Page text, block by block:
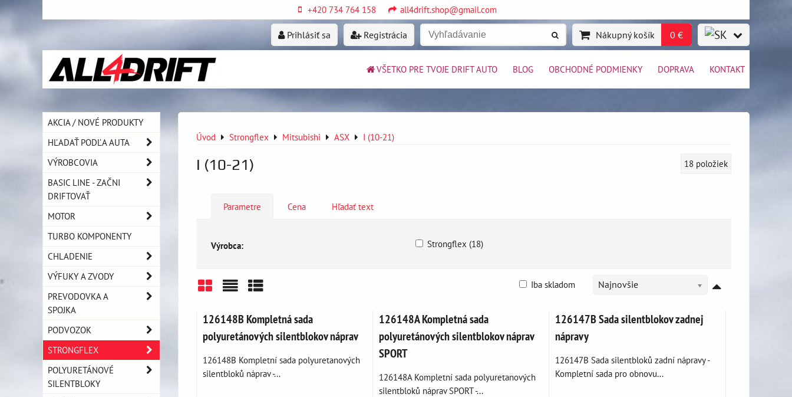
+420 734 764 158 all4drift.shop@gmail.com
Prihlásiť sa Registrácia Nákupný košík 0 €
VŠETKO PRE TVOJE DRIFT AUTO BLOG OBCHODNÉ PODMIENKY DOPRAVA KONTAKT
Úvod Strongflex Mitsubishi ASX I (10-21)
I (10-21) 18 položiek
Parametre Cena Hľadať text
Výrobca: Strongflex (18)
Najnovšie
Iba skladom
126148B Kompletná sada
polyuretánových silentblokov náprav
126148B Kompletní sada polyuretanových
silentbloků náprav -...
126148A Kompletná sada
polyuretánových silentblokov náprav
SPORT
126148A Kompletní sada polyuretanových
silentbloků náprav SPORT -...
126147B Sada silentblokov zadnej
nápravy
126147B Sada silentbloků zadní nápravy -
Kompletní sada pro obnovu...
AKCIA / NOVÉ PRODUKTY
HĽADAŤ PODĽA AUTA
VÝROBCOVIA
BASIC LINE - ZAČNI
DRIFTOVAŤ
MOTOR
TURBO KOMPONENTY
CHLADENIE
VÝFUKY A ZVODY
PREVODOVKA A
SPOJKA
PODVOZOK
STRONGFLEX
POLYURETÁNOVÉ
SILENTBLOKY